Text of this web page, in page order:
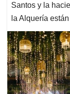
Santos y la
la Alquería